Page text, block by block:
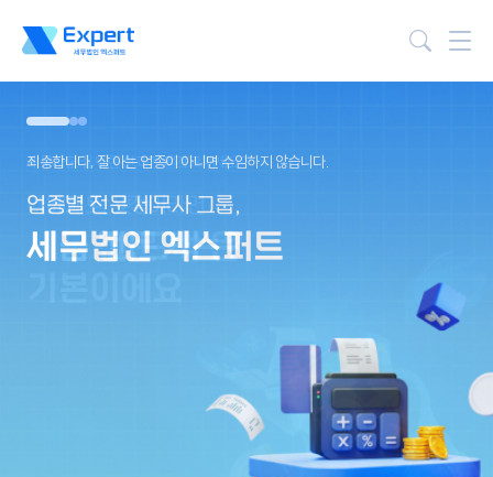
검색
죄송합니다, 잘 아는 업종이 아니면 수임하지 않습니다.
업종별 전문 세무사 그룹,
세무법인 엑스퍼트